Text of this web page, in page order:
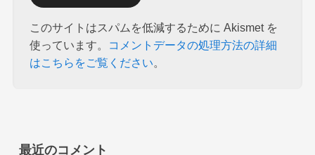
このサイトはスパムを低減するために Akismet を
使っています。
コメントデータの処理方法の詳細
はこちらをご覧ください。
最近のコメント